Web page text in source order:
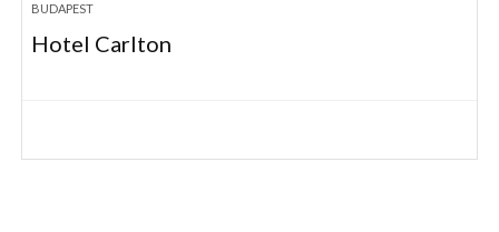
BUDAPEST
Hotel Carlton